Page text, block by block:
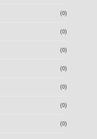
(0)
(0)
(0)
(0)
(0)
(0)
(0)